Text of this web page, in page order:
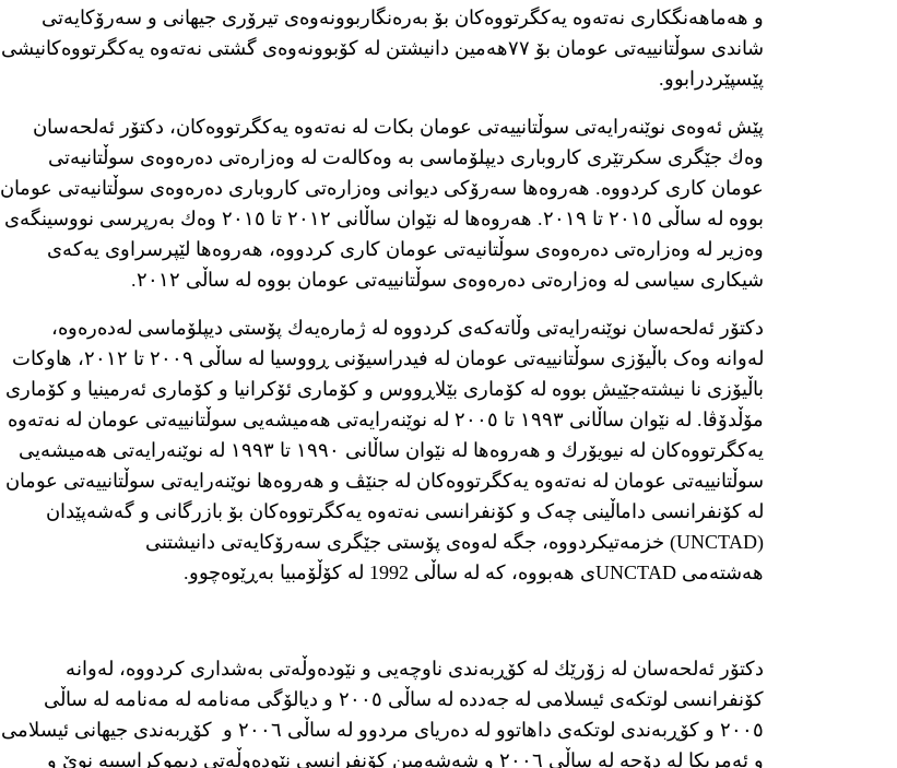
و هەماهەنگکاری نەتەوە یەکگرتووەکان بۆ بەرەنگاربوونەوەی تیرۆری جیهانی و سەرۆکایەتی
شاندی سوڵتانییەتی عومان بۆ ٧٧هەمین دانیشتن لە کۆبوونەوەی گشتی نەتەوە یەکگرتووەکانیشی
پێسپێردرابوو.
پێش ئەوەی نوێنەرایەتی سوڵتانییەتی عومان بکات لە نەتەوە یەکگرتووەکان، دکتۆر ئەلحەسان
وەك جێگری سکرتێری کاروباری دیپلۆماسی بە وەکالەت لە وەزارەتی دەرەوەی سوڵتانیەتی
عومان کاری کردووە. هەروەها سەرۆکی دیوانی وەزارەتی کاروباری دەرەوەی سوڵتانیەتی عومان
بووە لە ساڵی ٢٠١٥ تا ٢٠١٩. هەروەها لە نێوان ساڵانی ٢٠١٢ تا ٢٠١٥ وەك بەرپرسی نووسینگەی
وەزیر لە وەزارەتی دەرەوەی سوڵتانیەتی عومان کاری کردووە، هەروەها لێپرسراوی یەکەی
شیکاری سیاسی لە وەزارەتی دەرەوەی سوڵتانییەتی عومان بووە لە ساڵی ٢٠١٢.
دکتۆر ئەلحەسان نوێنەرایەتی وڵاتەکەی کردووە لە ژمارەیەك پۆستی دیپلۆماسی لەدەرەوە،
لەوانە وەک باڵیۆزی سوڵتانییەتی عومان لە فیدراسیۆنی ڕووسیا لە ساڵی ٢٠٠٩ تا ٢٠١٢، هاوکات
باڵیۆزی نا نیشتەجێیش بووە لە کۆماری بێلاڕووس و کۆماری ئۆکرانیا و کۆماری ئەرمینیا و کۆماری
مۆڵدۆڤا. لە نێوان ساڵانی ١٩٩٣ تا ٢٠٠٥ لە نوێنەرایەتی هەمیشەیی سوڵتانییەتی عومان لە نەتەوە
یەکگرتووەکان لە نیویۆرك و هەروەها لە نێوان ساڵانی ١٩٩٠ تا ١٩٩٣ لە نوێنەرایەتی هەمیشەیی
سوڵتانییەتی عومان لە نەتەوە یەکگرتووەکان لە جنێڤ و هەروەها نوێنەرایەتی سوڵتانییەتی عومان
لە کۆنفرانسی داماڵینی چەک و کۆنفرانسی نەتەوە یەکگرتووەکان بۆ بازرگانی و گەشەپێدان
(UNCTAD) خزمەتیکردووە، جگە لەوەی پۆستی جێگری سەرۆکایەتی دانیشتنی
هەشتەمی UNCTADی هەبووە، کە لە ساڵی 1992 لە کۆڵۆمبیا بەڕێوەچوو.
دکتۆر ئەلحەسان لە زۆرێك لە کۆڕبەندی ناوچەیی و نێودەوڵەتی بەشداری کردووە، لەوانە
کۆنفرانسی لوتکەی ئیسلامی لە جەددە لە ساڵی ٢٠٠٥ و دیالۆگی مەنامە لە مەنامە لە ساڵی
٢٠٠٥ و کۆڕبەندی لوتکەی داهاتوو لە دەریای مردوو لە ساڵی ٢٠٠٦ و کۆڕبەندی جیهانی ئیسلامی
و ئەمریکا لە دۆحە لە ساڵی ٢٠٠٦ و شەشەمین کۆنفرانسی نێودەوڵەتی دیموکراسییە نوێ و